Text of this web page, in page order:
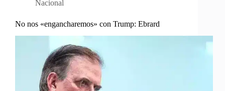
Nacional
No nos «engancharemos» con Trump: Ebrard